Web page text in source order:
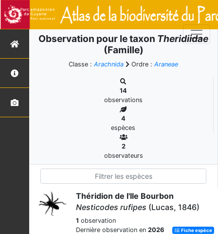
Observation pour le taxon Theridiidae
(Famille)
Classe : Arachnida Ordre : Araneae
14
observations
4
espèces
2
observateurs
Théridion de l'Ile Bourbon
Nesticodes rufipes (Lucas, 1846)
1 observation
Dernière observation en 2026 Fiche espèce